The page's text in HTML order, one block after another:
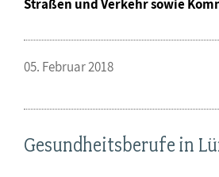
Straßen und Verkehr sowie
05. Februar 2018
Gesundheitsberufe in